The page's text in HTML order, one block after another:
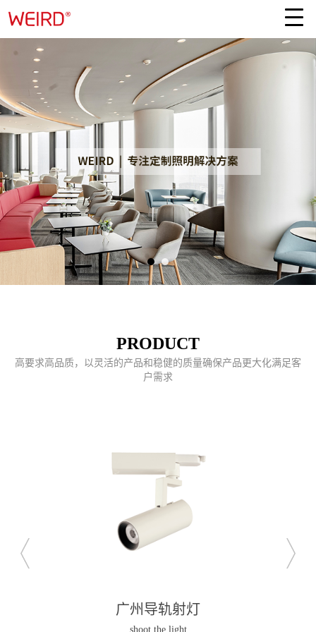
PRODUCT
高要求高品质，以灵活的产品和稳健的质量确保产品更大化满足客
户需求
广州明装筒灯及吊灯
lamp and chandelier